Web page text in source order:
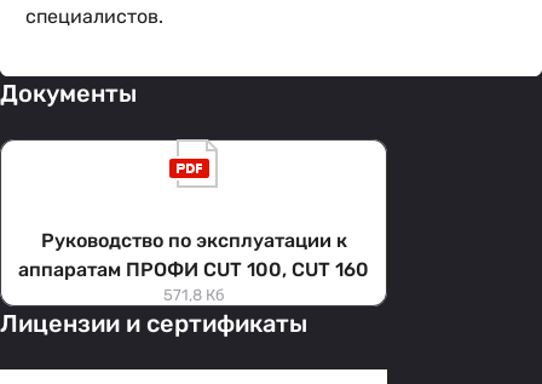
специалистов.
Документы
Руководство по эксплуатации к
аппаратам ПРОФИ CUT 100, CUT 160
571,8 Кб
Лицензии и сертификаты